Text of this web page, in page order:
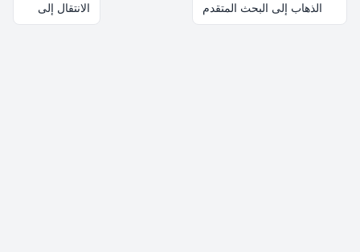
الذهاب إلى البحث المتقدم الانتقال إلى